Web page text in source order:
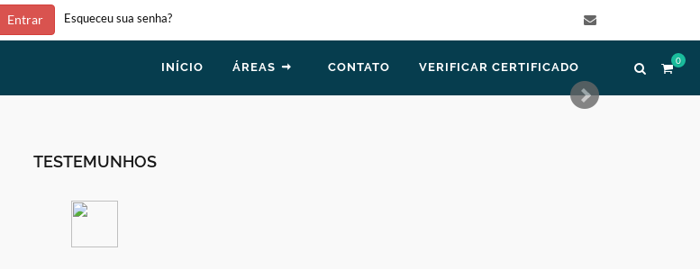
Entrar Esqueceu sua senha?
INÍCIO ÁREAS CONTATO VERIFICAR CERTIFICADO 0
TESTEMUNHOS